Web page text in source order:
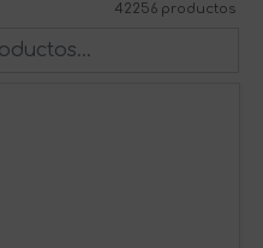
42256 productos